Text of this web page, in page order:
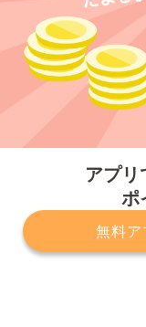
アプ
ポ
無料ア
プライバシ
サービスに関し